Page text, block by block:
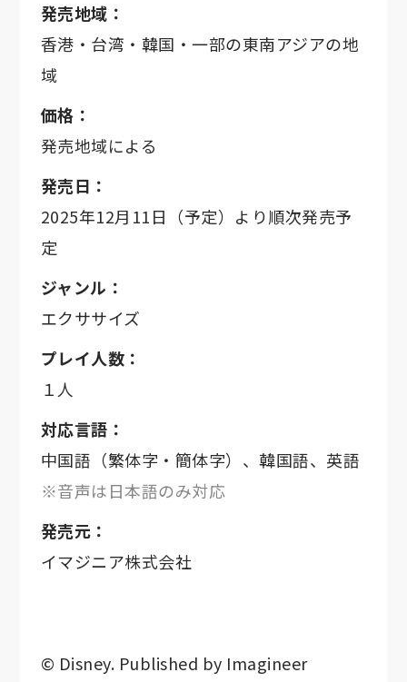
発売地域：
香港・台湾・韓国・一部の東南アジアの地
域
価格：
発売地域による
発売日：
2025年12月11日（予定）より順次発売予
定
ジャンル：
エクササイズ
プレイ人数：
１人
対応言語：
中国語（繁体字・簡体字）、韓国語、英語
※音声は日本語のみ対応
発売元：
イマジニア株式会社
© Disney. Published by Imagineer